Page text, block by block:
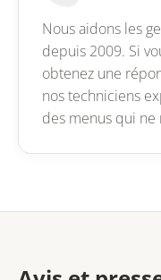
Nous aidons les
depuis 2009. Si
obtenez une
nos techniciens
des menus qui